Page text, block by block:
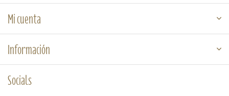
Mi cuenta
Información
Socials